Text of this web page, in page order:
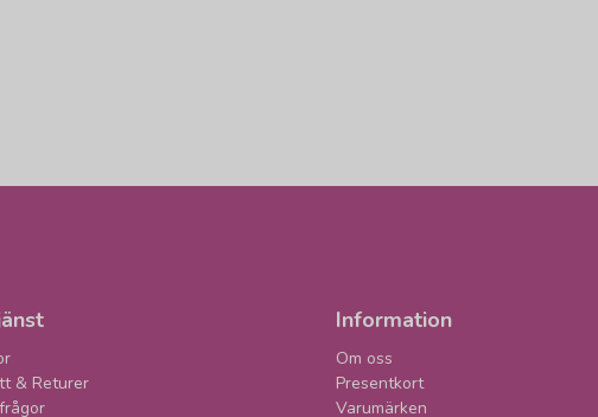
& Returer
Information
Om oss
Presentkort
Varumärken